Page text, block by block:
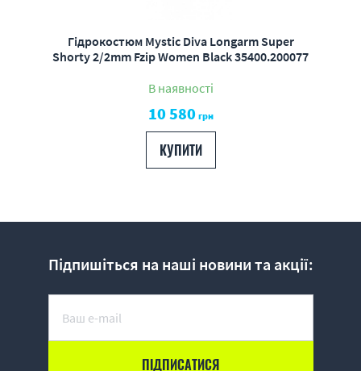
Гідрокостюм Mystic Diva Longarm Super
Shorty 2/2mm Fzip Women Black 35400.200077
В наявності
10 580грн
КУПИТИ
Підпишіться на наші новини та акції: